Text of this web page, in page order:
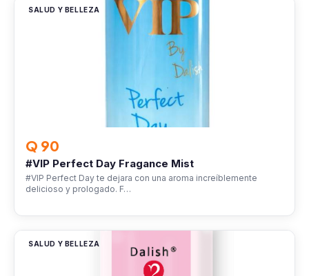
SALUD Y BELLEZA
Q 90
#VIP Perfect Day Fragance Mist
#VIP Perfect Day te dejara con una aroma increíblemente
delicioso y prologado. F…
SALUD Y BELLEZA